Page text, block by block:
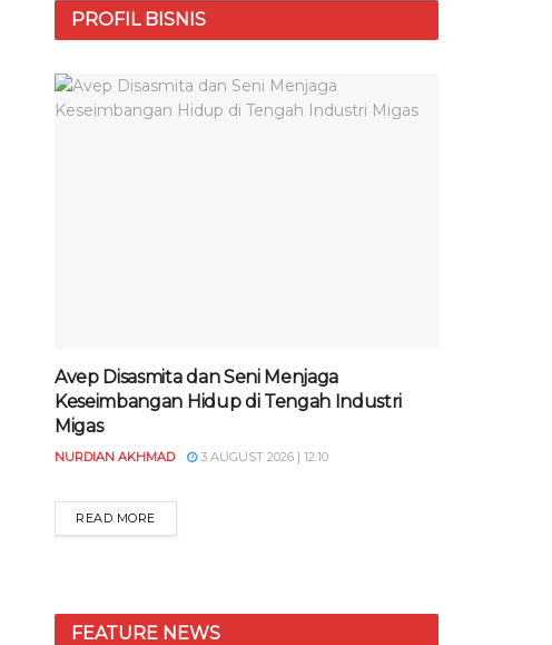
PROFIL BISNIS
Avep Disasmita dan Seni Menjaga
Keseimbangan Hidup di Tengah Industri
Migas
NURDIAN AKHMAD 3 AUGUST 2026 | 12:10
READ MORE
FEATURE NEWS